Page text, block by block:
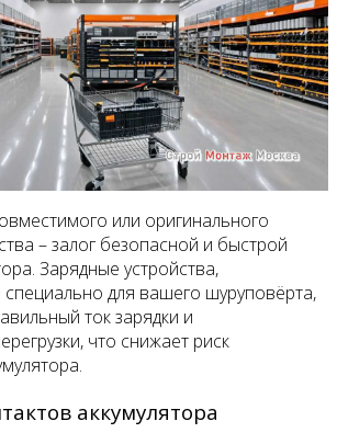
или оригинального
– залог безопасной и быстрой
Зарядные устройства,
для вашего шуруповёрта,
ток зарядки и
что снижает риск
аккумулятора